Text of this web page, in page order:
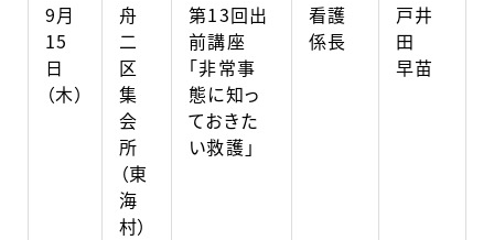
9月
15
日
（木）
舟
二
区
集
会
所
（東
海
村）
第13回出
前講座
「非常事
態に知っ
ておきた
い救護」
看護
係長
戸井
田
早苗